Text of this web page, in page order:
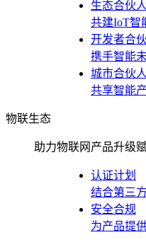
生态合伙人
共建IoT智
开发者合
携手智能
城市合伙人
共享智能
物联生态
助力物联网产品升级
认证计划
结合第三
安全合规
为产品提